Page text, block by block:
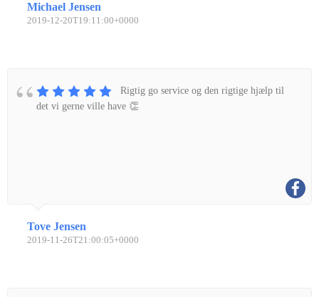
Michael Jensen
2019-12-20T19:11:00+0000
Rigtig go service og den rigtige hjælp til
det vi gerne ville have 👏
Tove Jensen
2019-11-26T21:00:05+0000